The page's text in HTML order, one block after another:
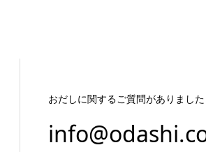
おだしに関するご質問がありました